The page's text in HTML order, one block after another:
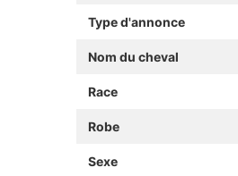
Type d'annonce
Nom du cheval
Race
Robe
Sexe